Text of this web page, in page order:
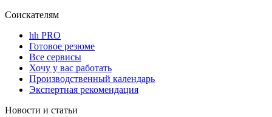
Соискателям
hh PRO
Готовое резюме
Все сервисы
Хочу у вас работать
Производственный календарь
Экспертная рекомендация
Новости и статьи